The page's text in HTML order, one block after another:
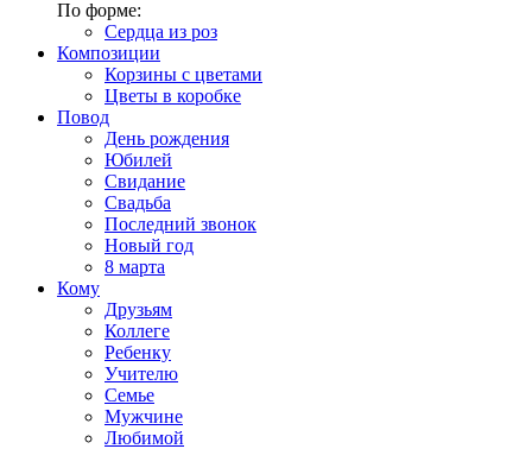
По форме:
Сердца из роз
Композиции
Корзины с цветами
Цветы в коробке
Повод
День рождения
Юбилей
Свидание
Свадьба
Последний звонок
Новый год
8 марта
Кому
Друзьям
Коллеге
Ребенку
Учителю
Семье
Мужчине
Любимой